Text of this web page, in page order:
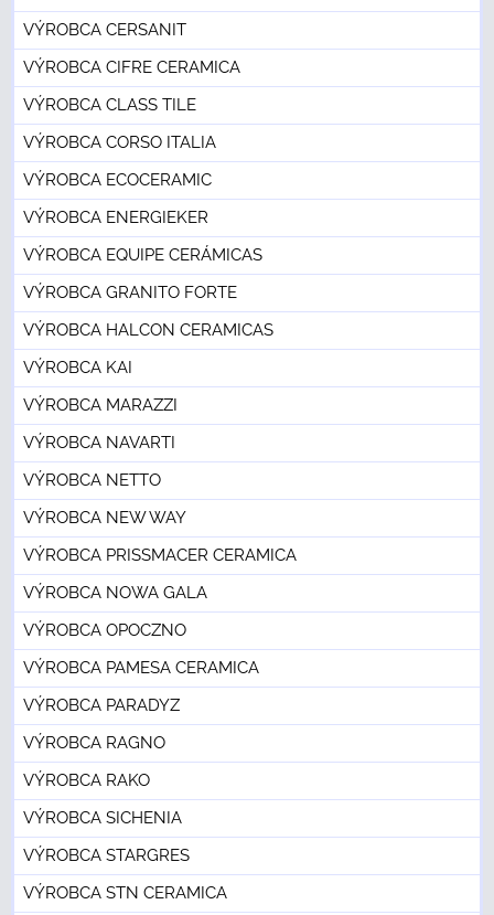
VÝROBCA CERSANIT
VÝROBCA CIFRE CERAMICA
VÝROBCA CLASS TILE
VÝROBCA CORSO ITALIA
VÝROBCA ECOCERAMIC
VÝROBCA ENERGIEKER
VÝROBCA EQUIPE CERÁMICAS
VÝROBCA GRANITO FORTE
VÝROBCA HALCON CERAMICAS
VÝROBCA KAI
VÝROBCA MARAZZI
VÝROBCA NAVARTI
VÝROBCA NETTO
VÝROBCA NEW WAY
VÝROBCA PRISSMACER CERAMICA
VÝROBCA NOWA GALA
VÝROBCA OPOCZNO
VÝROBCA PAMESA CERAMICA
VÝROBCA PARADYZ
VÝROBCA RAGNO
VÝROBCA RAKO
VÝROBCA SICHENIA
VÝROBCA STARGRES
VÝROBCA STN CERAMICA